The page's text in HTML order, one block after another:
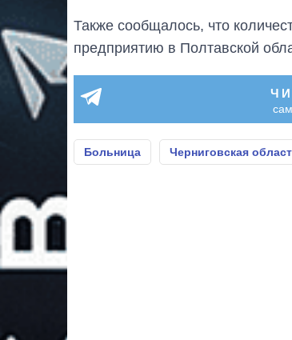
Также сообщалось, что
предприятию в Полтавской
Больница Черниговская